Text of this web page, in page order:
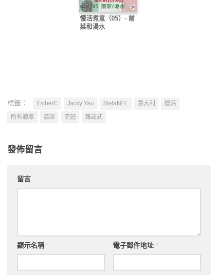
慢活煮意（05）- 前
菜和湯水
標籤： EstherC Jacky Yau StefaNEL 意大利
慢活
所有聽眾
清談 烹飪 雜誌式
發佈留言
留言
顯示名稱 電子郵件地址